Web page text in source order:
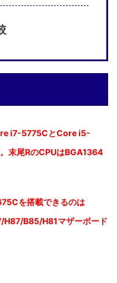
i7-5775CとCore i5-
末尾RのCPUはBGA1364
を搭載できるのは
H87/B85/H81マザーボード